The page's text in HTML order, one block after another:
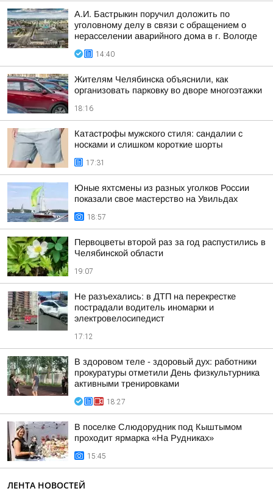
А.И. Бастрыкин поручил доложить по
уголовному делу в связи с обращением о
нерасселении аварийного дома в г. Вологде
14:40
Жителям Челябинска объяснили, как
организовать парковку во дворе многоэтажки
18:16
Катастрофы мужского стиля: сандалии с
носками и слишком короткие шорты
17:31
Юные яхтсмены из разных уголков России
показали свое мастерство на Увильдах
18:57
Первоцветы второй раз за год распустились в
Челябинской области
19:07
Не разъехались: в ДТП на перекрестке
пострадали водитель иномарки и
электровелосипедист
17:12
В здоровом теле - здоровый дух: работники
прокуратуры отметили День физкультурника
активными тренировками
18:27
В поселке Слюдорудник под Кыштымом
проходит ярмарка «На Рудниках»
15:45
ЛЕНТА НОВОСТЕЙ